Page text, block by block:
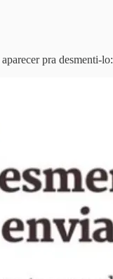
pra desmenti-lo: